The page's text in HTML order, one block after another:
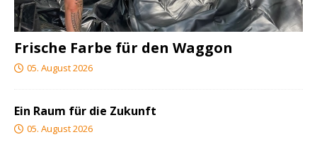
Frische Farbe für den Waggon
05. August 2026
Ein Raum für die Zukunft
05. August 2026